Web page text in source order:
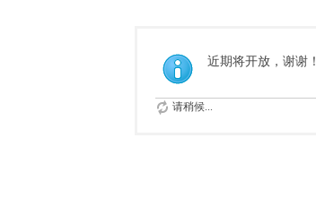
近期将开放，谢谢！
请稍候...